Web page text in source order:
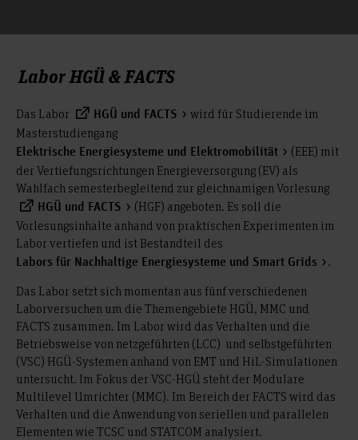
Labor HGÜ & FACTS
Das Labor HGÜ und FACTS
wird für Studierende im
Masterstudiengang
Elektrische Energiesysteme und Elektromobilität
(EEE) mit
der Vertiefungsrichtungen Energieversorgung (EV) als
Wahlfach semesterbegleitend zur gleichnamigen Vorlesung
HGÜ und FACTS
(HGF) angeboten. Es soll die
Vorlesungsinhalte anhand von praktischen Experimenten im
Labor vertiefen und ist Bestandteil des
Labors für Nachhaltige Energiesysteme und Smart Grids
.
Das Labor setzt sich momentan aus fünf verschiedenen
Laborversuchen um die Themengebiete HGÜ, MMC und
FACTS zusammen. Im Labor wird das Verhalten und die
Betriebsweise von netzgeführten (LCC) und selbstgeführten
(VSC) HGÜ-Systemen anhand von EMT und HiL-Simulationen
untersucht. Im Fokus der VSC-HGÜ steht der Modulare
Multilevel Umrichter (MMC). Im Bereich der FACTS wird das
Verhalten und die Anwendung von seriellen und parallelen
Elementen wie TCSC und STATCOM analysiert.